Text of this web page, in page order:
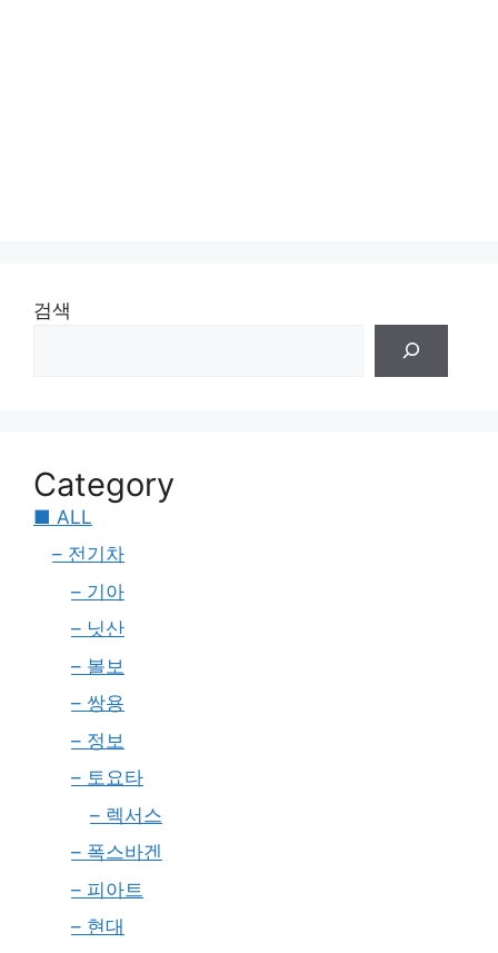
검색
Category
■ ALL
– 전기차
– 기아
– 닛산
– 볼보
– 쌍용
– 정보
– 토요타
– 렉서스
– 폭스바겐
– 피아트
– 현대